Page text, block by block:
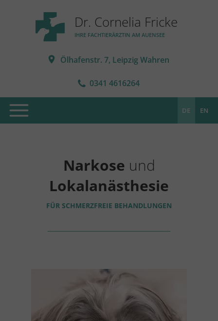
Dr. Cornelia Fricke
IHRE FACHTIERÄRZTIN AM AUENSEE
Ölhafenstr. 7, Leipzig Wahren
0341 4616264
DE EN
Narkose und
Lokalanästhesie
FÜR SCHMERZFREIE BEHANDLUNGEN